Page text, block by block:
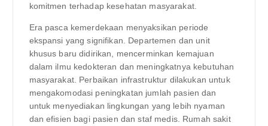
komitmen terhadap kesehatan masyarakat.
Era pasca kemerdekaan menyaksikan periode
ekspansi yang signifikan. Departemen dan unit
khusus baru didirikan, mencerminkan kemajuan
dalam ilmu kedokteran dan meningkatnya kebutuhan
masyarakat. Perbaikan infrastruktur dilakukan untuk
mengakomodasi peningkatan jumlah pasien dan
untuk menyediakan lingkungan yang lebih nyaman
dan efisien bagi pasien dan staf medis. Rumah sakit